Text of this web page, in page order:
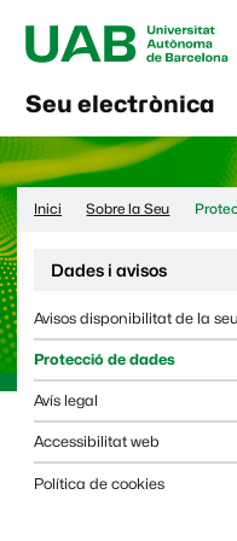
Seu electrònica
Inici Sobre la Seu
Desplega la navegació
Dades i avisos
Avisos disponibilitat de la
Protecció de dades
Avís legal
Accessibilitat web
Política de cookies